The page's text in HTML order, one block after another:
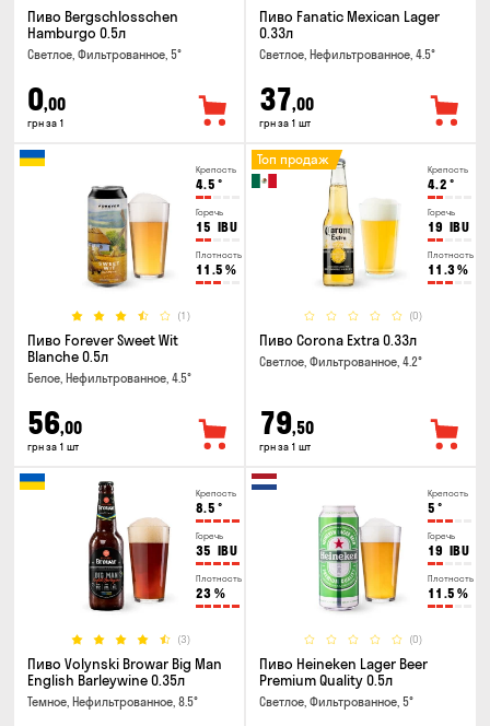
Пиво Bergschlosschen
Hamburgo 0.5л
Светлое, Фильтрованное, 5°
0,00
грн за 1
Пиво Fanatic Mexican Lager
0.33л
Светлое, Нефильтрованное, 4.5°
37,00
грн за 1 шт
Крепость
4.5 °
Горечь
15 IBU
Плотность
11.5 %
(1)
Пиво Forever Sweet Wit
Blanche 0.5л
Белое, Нефильтрованное, 4.5°
56,00
грн за 1 шт
Крепость
4.2 °
Горечь
19 IBU
Плотность
11.3%
(0)
Топ продаж
Пиво Corona Extra 0.33л
Светлое, Фильтрованное, 4.2°
79,50
грн за 1 шт
Крепость
8.5 °
Горечь
35 IBU
Плотность
23 %
(3)
Пиво Volynski Browar Big Man
English Barleywine 0.35л
Темное, Нефильтрованное, 8.5°
Крепость
5 °
Горечь
19 IBU
Плотность
11.5 %
(0)
Пиво Heineken Lager Beer
Premium Quality 0.5л
Светлое, Фильтрованное, 5°